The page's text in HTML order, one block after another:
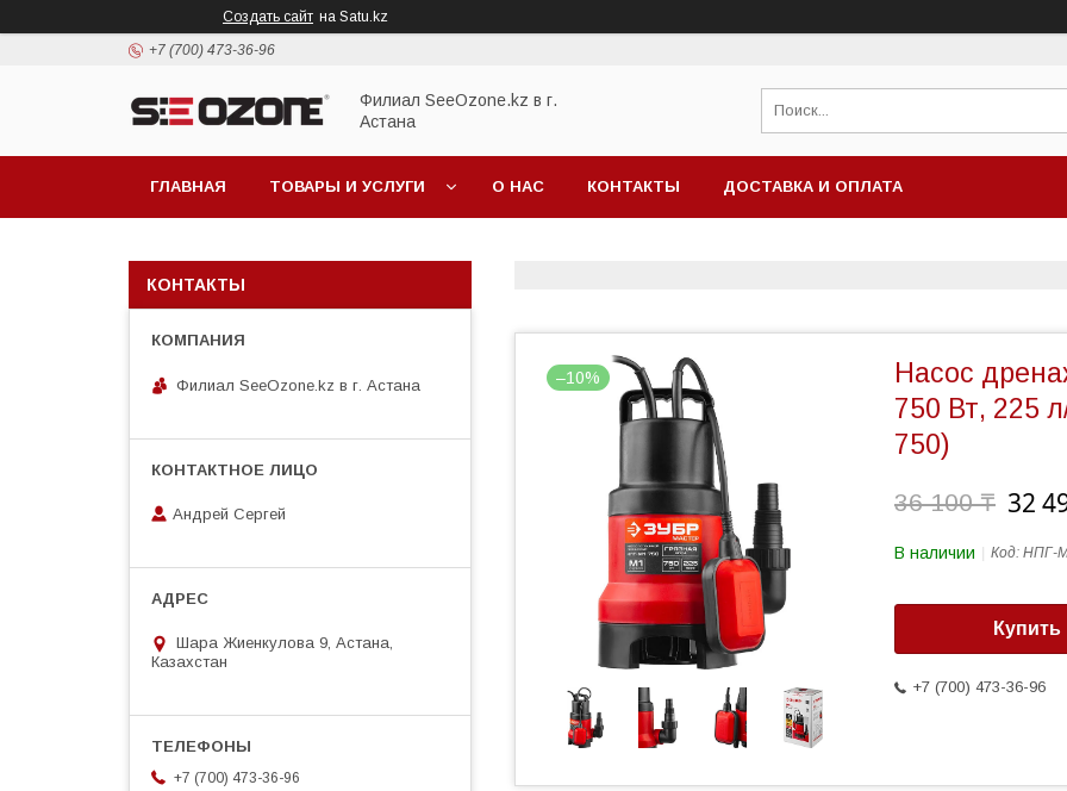
Создать сайт на Satu.kz
+7 (700) 473-36-96
Филиал SeeOzone.kz в г.
Астана
ГЛАВНАЯ ТОВАРЫ И УСЛУГИ О НАС КОНТАКТЫ ДОСТАВКА И ОПЛАТА
–10%
Насос
750 Вт, 225
750)
36 100 ₸ 32
В наличии Код: НПГ-
Купить
+7 (700) 473-36-96
КОНТАКТЫ
Филиал SeeOzone.kz в г. Астана
Андрей Сергей
Шара Жиенкулова 9, Астана,
Казахстан
+7 (700) 473-36-96